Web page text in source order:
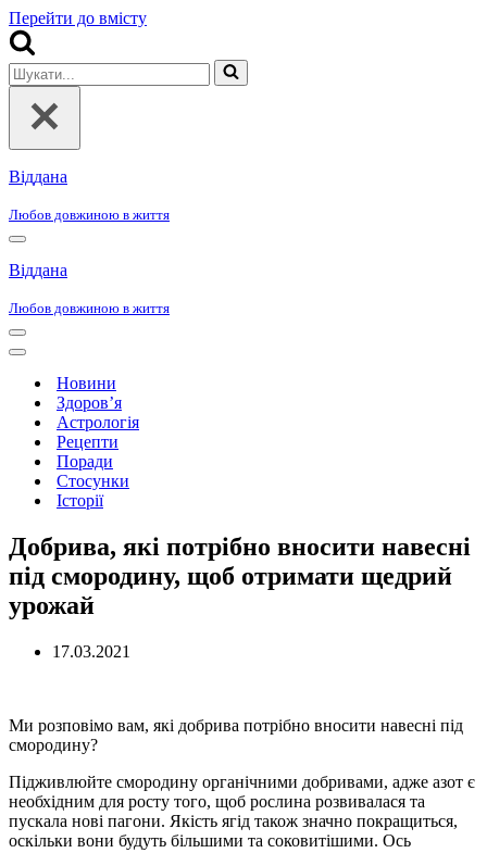
Перейти до вмісту
Шукати...
Віддана
Любов довжиною в життя
Меню
навігації
Віддана
Любов довжиною в життя
Меню
навігації
Меню
навігаціїНовини
Здоров’я
Астрологія
Рецепти
Поради
Стосунки
Історії
Добрива, які потрібно вносити навесні
під смородину, щоб отримати щедрий
урожай
17.03.2021
Ми розповімо вам, які добрива потрібно вносити навесні під
смородину?
Підживлюйте смородину органічними добривами, адже азот є
необхідним для росту того, щоб рослина розвивалася та
пускала нові пагони. Якість ягід також значно покращиться,
оскільки вони будуть більшими та соковитішими. Ось